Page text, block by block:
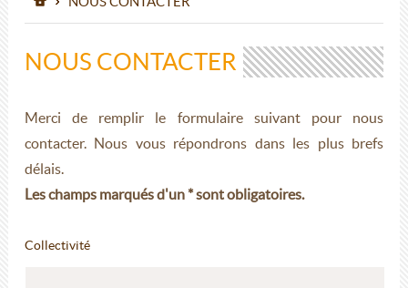
NOUS CONTACTER
Merci de remplir le formulaire suivant pour nous
contacter. Nous vous répondrons dans les plus brefs
délais.
Les champs marqués d'un * sont obligatoires.
Collectivité